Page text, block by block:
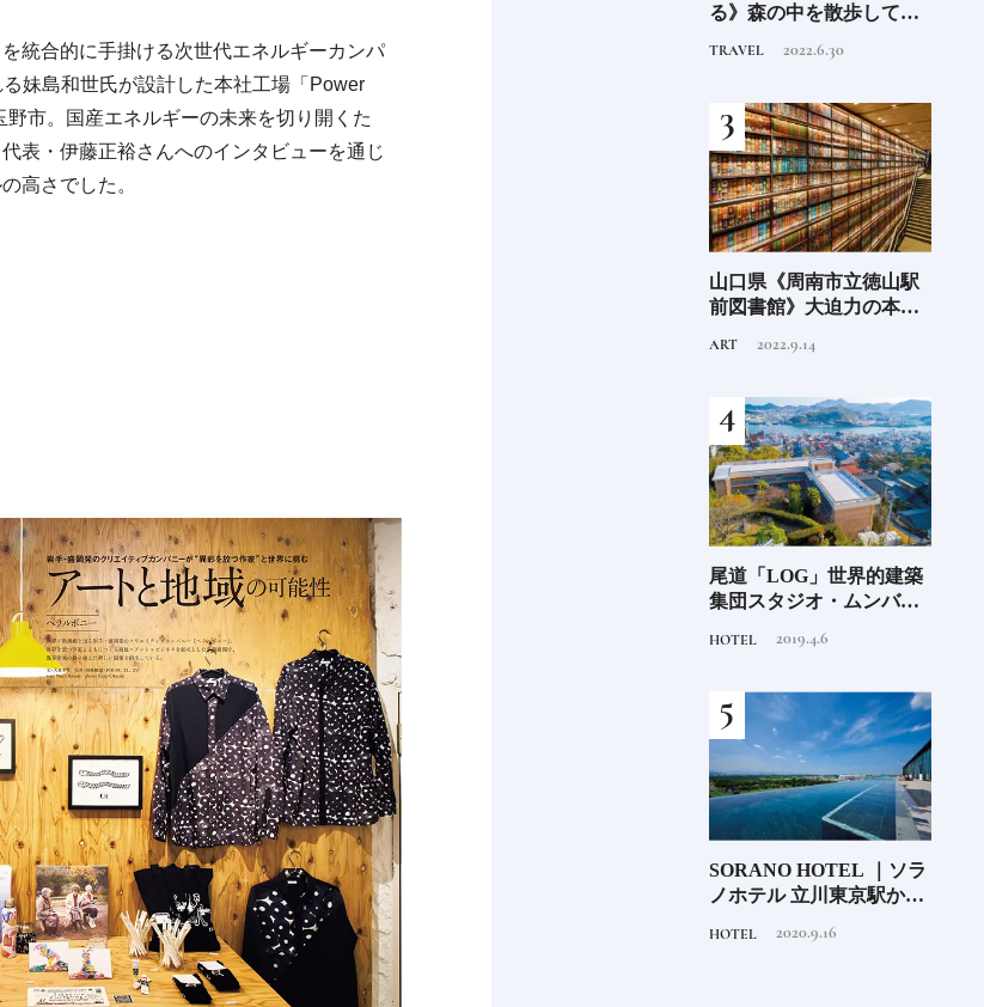
統合的に手掛ける次世代エネルギーカンパ
妹島和世氏が設計した本社工場「Power
市。国産エネルギーの未来を切り開くた
表・伊藤正裕さんへのインタビューを通じ
高さでした。
ザナ
ともに
出す日
きたい
鑑
館みる
してい
茂が手掛ける新しい庄内
の街づくりのシンボル
HOTEL 2020.9.14
SORANO HOTEL ｜ソラ
ノホテル 立川東京駅から
40分で行けるリゾートへ
【前編】
HOTEL 2020.9.16
2026年度 開業の新規ホテ
ル15選注目のラグジュア
リーホテルや大都市の拠
点となるシティホテルま
でご紹介【後編】
HOTEL 2025.11.24
FOOD 2026.2.7
銀座《スタア・バー》の
岸 久が語る、世界のバー
を変えたNINJA ICE®と
は？前編｜氷と向き合い
続けたその原点に迫る
FOOD 2026.8.6
料理のプロ達が愛用する
「山椒」10選【前編】
FOOD 2026.2.10
る》森の中を散歩してい
山口県《周南市立徳山駅
前図書館》大迫力の本棚
尾道「LOG」世界的建築
集団スタジオ・ムンバイ
SORANO HOTEL ｜ソラ
ノホテル 立川東京駅から
号「木と生きる2026」
INFORMATION
現存する世界最古の会社
《金剛組》創業1445年の
INFORMATION
2026年秋、首里城正殿が
完成予定！復興を機に、
首里城正殿、復興のいま
TRADITION
磁器とは？陶器との違い
って？《うつわの基礎知
TRADITION